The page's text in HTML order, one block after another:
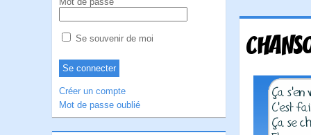
Se souvenir de moi
Créer un compte
Mot de passe oublié